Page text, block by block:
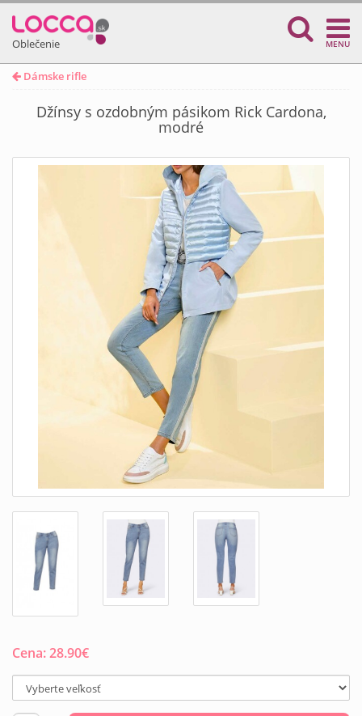
Oblečenie MENU
Dámske rifle
Džínsy s ozdobným pásikom Rick Cardona,
modré
Cena:28.90€